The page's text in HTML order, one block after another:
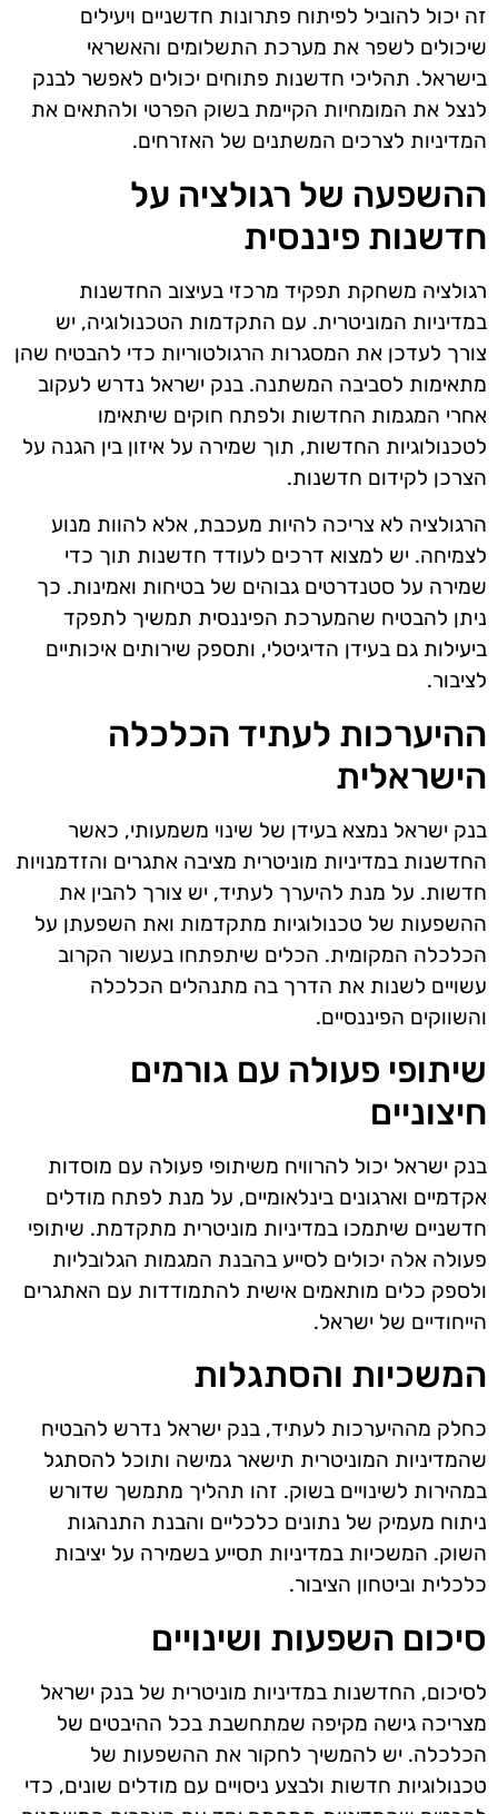
זה יכול להוביל לפיתוח פתרונות חדשניים ויעילים
שיכולים לשפר את מערכת התשלומים והאשראי
בישראל. תהליכי חדשנות פתוחים יכולים לאפשר לבנק
לנצל את המומחיות הקיימת בשוק הפרטי ולהתאים את
המדיניות לצרכים המשתנים של האזרחים.
ההשפעה של רגולציה על
חדשנות פיננסית
רגולציה משחקת תפקיד מרכזי בעיצוב החדשנות
במדיניות המוניטרית. עם התקדמות הטכנולוגיה, יש
צורך לעדכן את המסגרות הרגולטוריות כדי להבטיח שהן
מתאימות לסביבה המשתנה. בנק ישראל נדרש לעקוב
אחרי המגמות החדשות ולפתח חוקים שיתאימו
לטכנולוגיות החדשות, תוך שמירה על איזון בין הגנה על
הצרכן לקידום חדשנות.
הרגולציה לא צריכה להיות מעכבת, אלא להוות מנוע
לצמיחה. יש למצוא דרכים לעודד חדשנות תוך כדי
שמירה על סטנדרטים גבוהים של בטיחות ואמינות. כך
ניתן להבטיח שהמערכת הפיננסית תמשיך לתפקד
ביעילות גם בעידן הדיגיטלי, ותספק שירותים איכותיים
לציבור.
ההיערכות לעתיד הכלכלה
הישראלית
בנק ישראל נמצא בעידן של שינוי משמעותי, כאשר
החדשנות במדיניות מוניטרית מציבה אתגרים והזדמנויות
חדשות. על מנת להיערך לעתיד, יש צורך להבין את
ההשפעות של טכנולוגיות מתקדמות ואת השפעתן על
הכלכלה המקומית. הכלים שיתפתחו בעשור הקרוב
עשויים לשנות את הדרך בה מתנהלים הכלכלה
והשווקים הפיננסיים.
שיתופי פעולה עם גורמים
חיצוניים
בנק ישראל יכול להרוויח משיתופי פעולה עם מוסדות
אקדמיים וארגונים בינלאומיים, על מנת לפתח מודלים
חדשניים שיתמכו במדיניות מוניטרית מתקדמת. שיתופי
פעולה אלה יכולים לסייע בהבנת המגמות הגלובליות
ולספק כלים מותאמים אישית להתמודדות עם האתגרים
הייחודיים של ישראל.
המשכיות והסתגלות
כחלק מההיערכות לעתיד, בנק ישראל נדרש להבטיח
שהמדיניות המוניטרית תישאר גמישה ותוכל להסתגל
במהירות לשינויים בשוק. זהו תהליך מתמשך שדורש
ניתוח מעמיק של נתונים כלכליים והבנת התנהגות
השוק. המשכיות במדיניות תסייע בשמירה על יציבות
כלכלית וביטחון הציבור.
סיכום השפעות ושינויים
לסיכום, החדשנות במדיניות מוניטרית של בנק ישראל
מצריכה גישה מקיפה שמתחשבת בכל ההיבטים של
הכלכלה. יש להמשיך לחקור את ההשפעות של
טכנולוגיות חדשות ולבצע ניסויים עם מודלים שונים, כדי